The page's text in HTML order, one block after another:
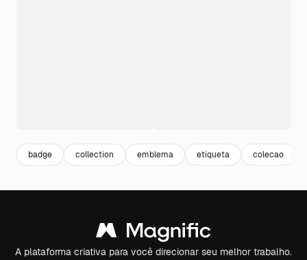
badge collection emblema etiqueta colecao
A plataforma criativa para você direcionar seu melhor trabalho.